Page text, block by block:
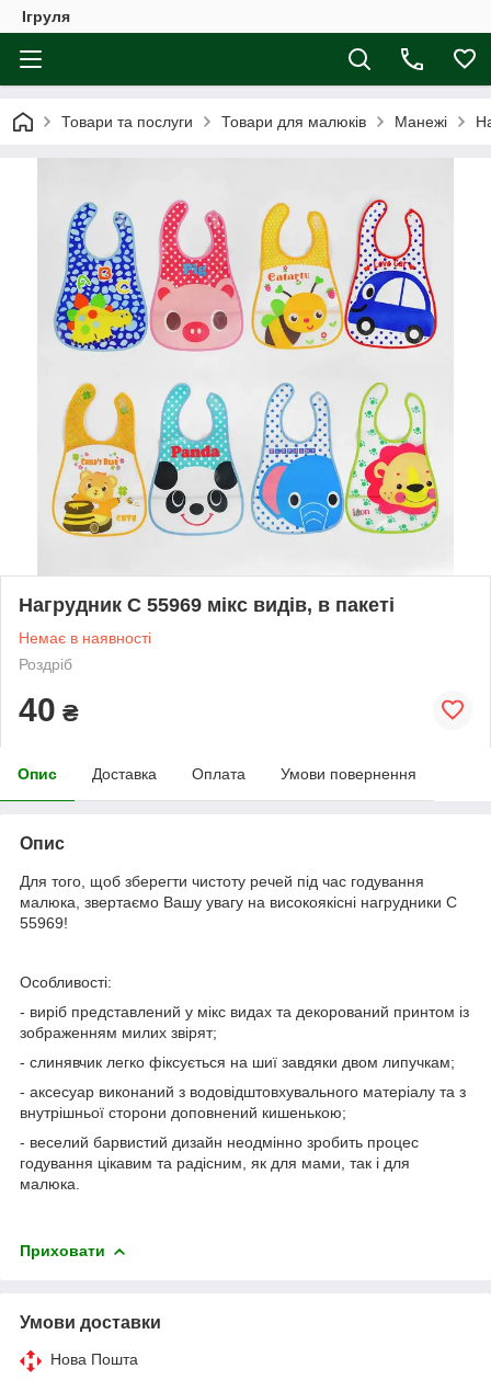
Ігруля
Товари та послуги Товари для малюків Манежі
Нагрудник C 55969 мікс видів, в пакеті
Немає в наявності
Роздріб
40 ₴
Опис Доставка Оплата Умови повернення
Опис
Для того, щоб зберегти чистоту речей під час годування
малюка, звертаємо Вашу увагу на високоякісні нагрудники C
55969!
Особливості:
- виріб представлений у мікс видах та декорований принтом із
зображенням милих звірят;
- слинявчик легко фіксується на шиї завдяки двом липучкам;
- аксесуар виконаний з водовідштовхувального матеріалу та з
внутрішньої сторони доповнений кишенькою;
- веселий барвистий дизайн неодмінно зробить процес
годування цікавим та радісним, як для мами, так і для
малюка.
Приховати
Умови доставки
Нова Пошта